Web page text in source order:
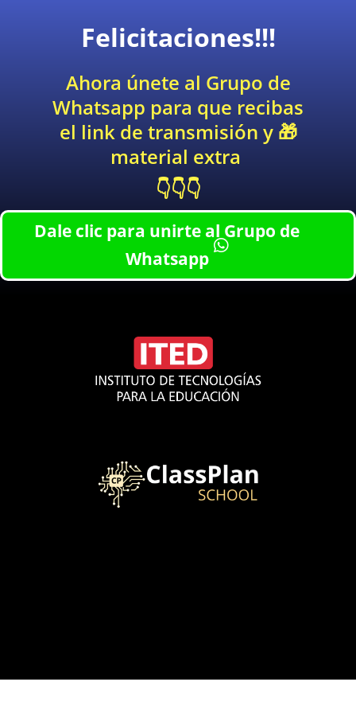
Felicitaciones!!!
Ahora únete al Grupo de
Whatsapp para que recibas
el link de transmisión y 🎁
material extra
👇👇👇
Dale clic para unirte al Grupo de
Whatsapp